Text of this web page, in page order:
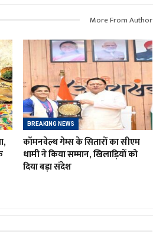
More From Author
BREAKING NEWS
कॉमनवेल्थ गेम्स के सितारों का सीएम
धामी ने किया सम्मान, खिलाड़ियों को
दिया बड़ा संदेश